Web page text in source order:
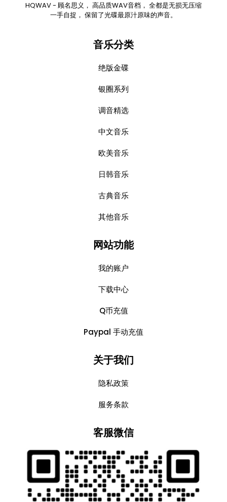
HQWAV - 顾名思义， 高品质WAV音档， 全都是无损无压缩
一手自捉， 保留了光碟最原汁原味的声音。
音乐分类
绝版金碟
银圈系列
调音精选
中文音乐
欧美音乐
日韩音乐
古典音乐
其他音乐
网站功能
我的账户
下载中心
Q币充值
Paypal 手动充值
关于我们
隐私政策
服务条款
客服微信